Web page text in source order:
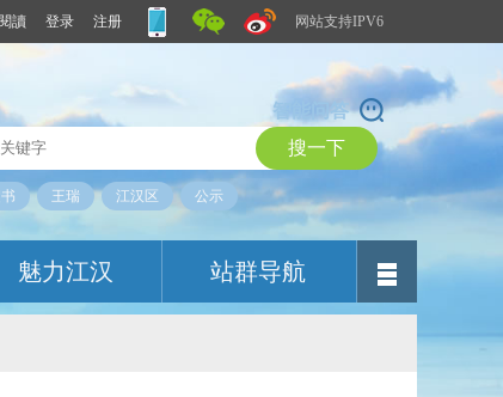
讀 登录 注册 网站支持IPV6
智能问答
王瑞 江汉区 公示
魅力江汉 站群导航